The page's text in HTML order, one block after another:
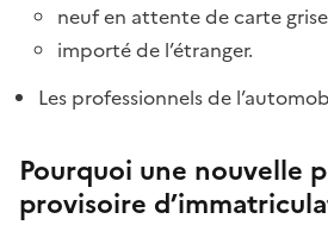
neuf en attente de carte
importé de l’étranger.
Les professionnels de
Pourquoi une nouvelle
provisoire